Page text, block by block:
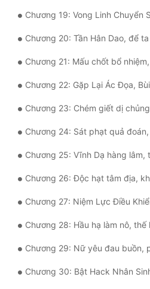
Tu Chân
Tu Tiên
Tội Phạm
Vô Địch
Võ Hiệp
Võng Du
Xuyên Không
Xuyên Nhanh
Xuyên Sách
Xuyên Thư
Điền Văn
Đô Thị
Chương 19: Vong Linh Chuyển
Chương 20: Tần Hân Dao, để ta
Chương 21: Mấu chốt bổ
Chương 22: Gặp Lại Ác Đọa,
Chương 23: Chém giết dị chủng,
Chương 24: Sát phạt quả
Chương 25: Vĩnh Dạ hàng lâm, tâm
Chương 26: Độc hạt tâm địa,
Chương 27: Niệm Lực Điều Khiển,
Chương 28: Hầu hạ làm nô,
Chương 29: Nữ yêu đau buồn,
Chương 30: Bật Hack Nhân Sinh,